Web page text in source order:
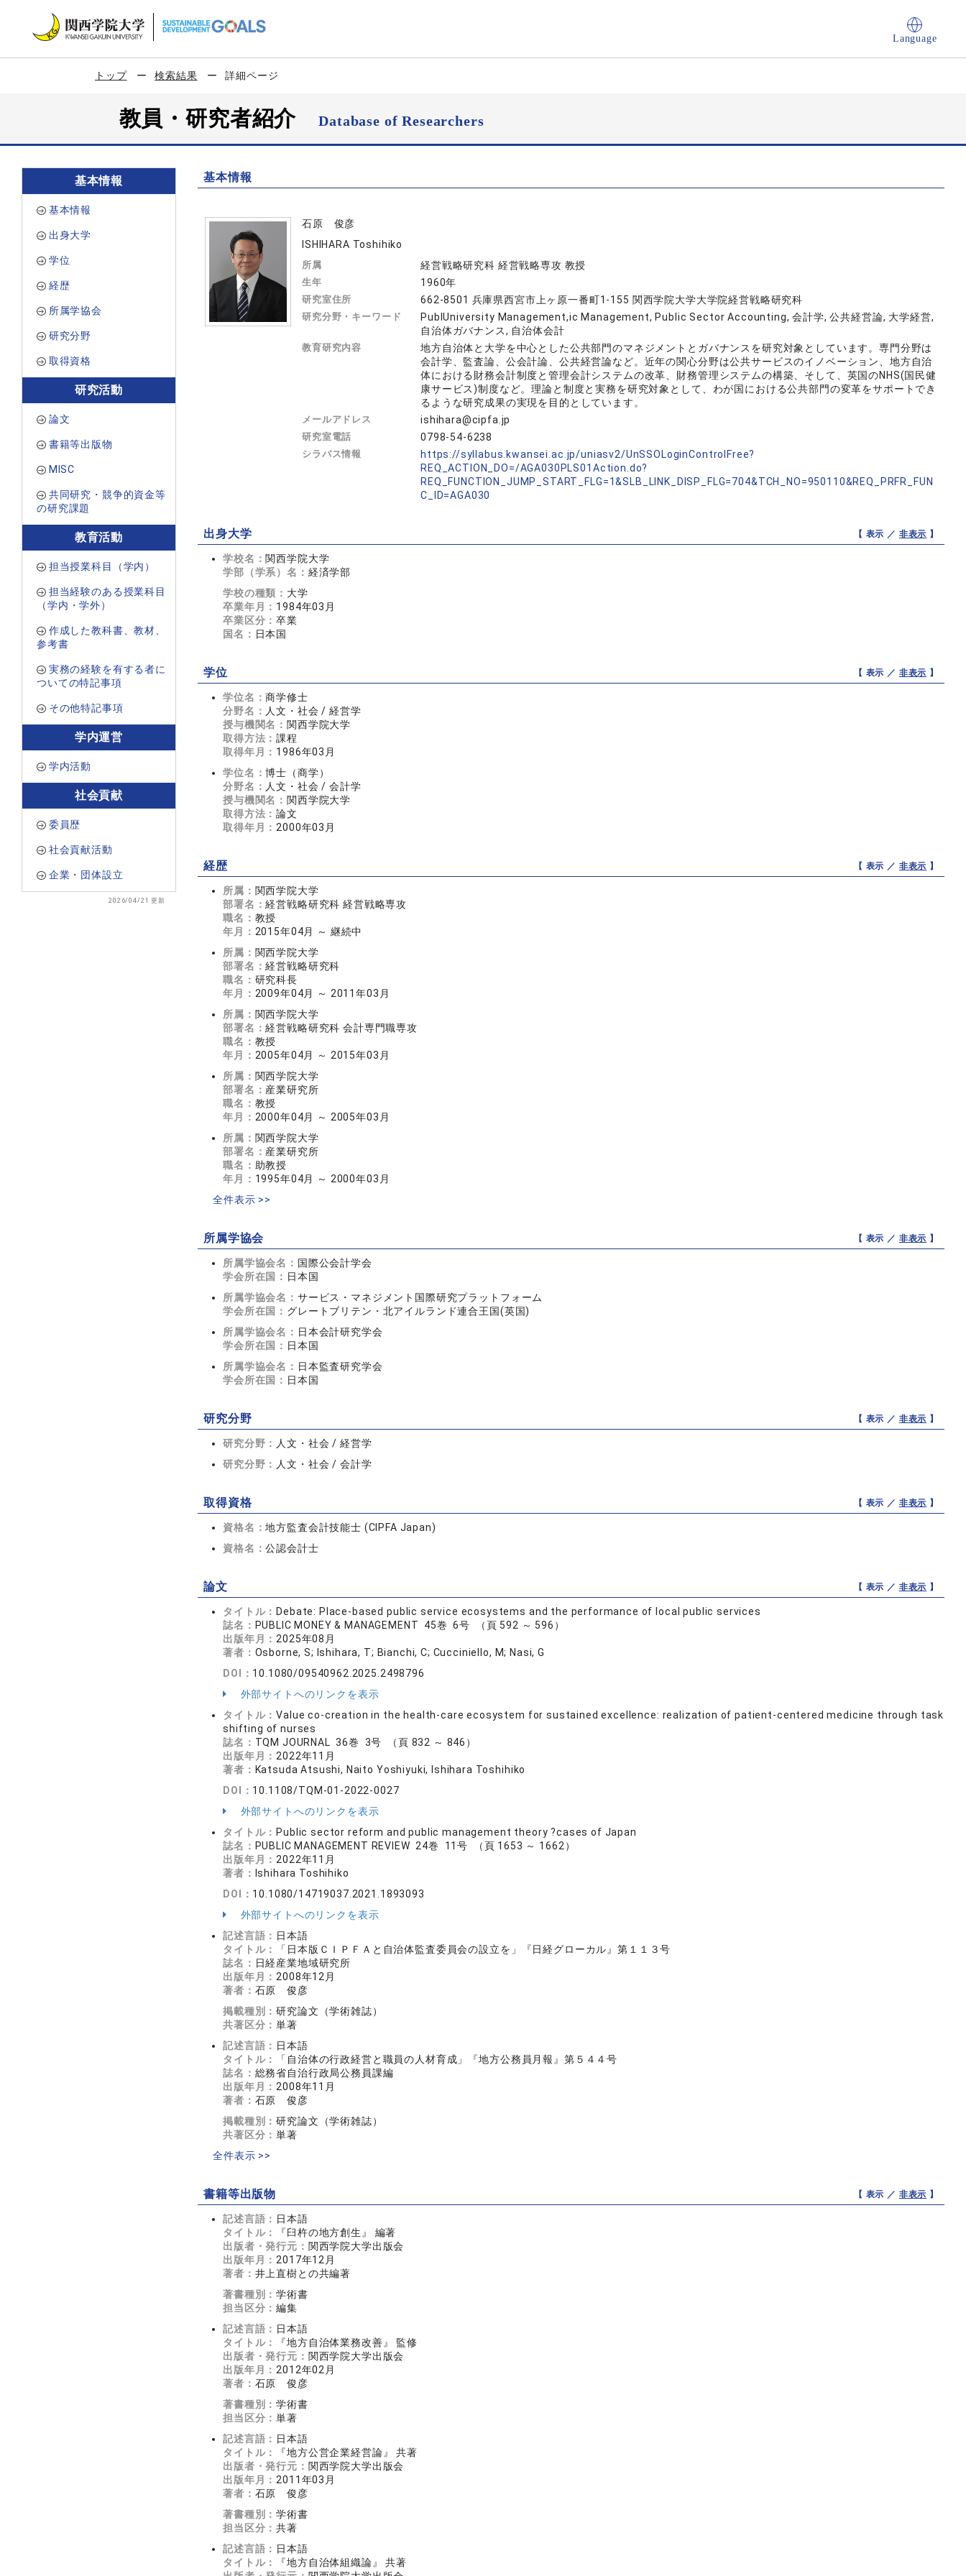
Language
トップ 検索結果 詳細ページ
教員・研究者紹介Database of Researchers
基本情報
基本情報
出身大学
学位
経歴
所属学協会
研究分野
取得資格
研究活動
論文
書籍等出版物
MISC
共同研究・競争的資金等
の研究課題
教育活動
担当授業科目（学内）
担当経験のある授業科目
（学内・学外）
作成した教科書、教材、
参考書
実務の経験を有する者に
ついての特記事項
その他特記事項
学内運営
学内活動
社会貢献
委員歴
社会貢献活動
企業・団体設立
2026/04/21 更新
基本情報
石原 俊彦
ISHIHARA Toshihiko
所属 経営戦略研究科 経営戦略専攻 教授
生年 1960年
研究室住所 662-8501 兵庫県西宮市上ヶ原一番町1-155 関西学院大学大学院経営戦略研究科
研究分野・キーワード
PublUniversity Management,ic Management, Public Sector Accounting, 会計学, 公共経営論, 大学経営,
自治体ガバナンス, 自治体会計
教育研究内容
地方自治体と大学を中心とした公共部門のマネジメントとガバナンスを研究対象としています。専門分野は
会計学、監査論、公会計論、公共経営論など。近年の関心分野は公共サービスのイノベーション、地方自治
体における財務会計制度と管理会計システムの改革、財務管理システムの構築、そして、英国のNHS(国民健
康サービス)制度など。理論と制度と実務を研究対象として、わが国における公共部門の変革をサポートでき
るような研究成果の実現を目的としています。
メールアドレス ishihara@cipfa.jp
研究室電話 0798-54-6238
シラバス情報
https://syllabus.kwansei.ac.jp/uniasv2/UnSSOLoginControlFree?
REQ_ACTION_DO=/AGA030PLS01Action.do?
REQ_FUNCTION_JUMP_START_FLG=1&SLB_LINK_DISP_FLG=704&TCH_NO=950110&REQ_PRFR_FUN
C_ID=AGA030
出身大学 【 表示 ／ 非表示 】
学校名： 関西学院大学
学部（学系）名： 経済学部
学校の種類： 大学
卒業年月： 1984年03月
卒業区分：卒業
国名： 日本国
学位 【 表示 ／ 非表示 】
学位名：商学修士
分野名： 人文・社会 / 経営学
授与機関名： 関西学院大学
取得方法：課程
取得年月： 1986年03月
学位名：博士（商学）
分野名： 人文・社会 / 会計学
授与機関名： 関西学院大学
取得方法：論文
取得年月： 2000年03月
経歴 【 表示 ／ 非表示 】
所属： 関西学院大学
部署名：経営戦略研究科 経営戦略専攻
職名： 教授
年月： 2015年04月 ～ 継続中
所属： 関西学院大学
部署名：経営戦略研究科
職名： 研究科長
年月： 2009年04月 ～ 2011年03月
所属： 関西学院大学
部署名：経営戦略研究科 会計専門職専攻
職名： 教授
年月： 2005年04月 ～ 2015年03月
所属： 関西学院大学
部署名： 産業研究所
職名： 教授
年月： 2000年04月 ～ 2005年03月
所属： 関西学院大学
部署名： 産業研究所
職名： 助教授
年月： 1995年04月 ～ 2000年03月
全件表示 >>
所属学協会 【 表示 ／ 非表示 】
所属学協会名： 国際公会計学会
学会所在国： 日本国
所属学協会名： サービス・マネジメント国際研究プラットフォーム
学会所在国： グレートブリテン・北アイルランド連合王国(英国)
所属学協会名： 日本会計研究学会
学会所在国： 日本国
所属学協会名： 日本監査研究学会
学会所在国： 日本国
研究分野 【 表示 ／ 非表示 】
研究分野： 人文・社会 / 経営学
研究分野： 人文・社会 / 会計学
取得資格 【 表示 ／ 非表示 】
資格名：地方監査会計技能士 (CIPFA Japan)
資格名：公認会計士
論文 【 表示 ／ 非表示 】
タイトル： Debate: Place-based public service ecosystems and the performance of local public services
誌名： PUBLIC MONEY & MANAGEMENT 45巻 6号 （頁 592 ～ 596）
出版年月： 2025年08月
著者： Osborne, S; Ishihara, T; Bianchi, C; Cucciniello, M; Nasi, G
DOI： 10.1080/09540962.2025.2498796
外部サイトへのリンクを表示
タイトル：Value co-creation in the health-care ecosystem for sustained excellence: realization of patient-centered medicine through task
shifting of nurses
誌名： TQM JOURNAL 36巻 3号 （頁 832 ～ 846）
出版年月： 2022年11月
著者： Katsuda Atsushi, Naito Yoshiyuki, Ishihara Toshihiko
DOI： 10.1108/TQM-01-2022-0027
外部サイトへのリンクを表示
タイトル： Public sector reform and public management theory ?cases of Japan
誌名： PUBLIC MANAGEMENT REVIEW 24巻 11号 （頁 1653 ～ 1662）
出版年月： 2022年11月
著者： Ishihara Toshihiko
DOI： 10.1080/14719037.2021.1893093
外部サイトへのリンクを表示
記述言語： 日本語
タイトル：
「日本版ＣＩＰＦＡと自治体監査委員会の設立を」『日経グローカル』第１１３号
誌名： 日経産業地域研究所
出版年月： 2008年12月
著者： 石原 俊彦
掲載種別：研究論文（学術雑誌）
共著区分：単著
記述言語： 日本語
タイトル：
「自治体の行政経営と職員の人材育成」『地方公務員月報』第５４４号
誌名： 総務省自治行政局公務員課編
出版年月： 2008年11月
著者： 石原 俊彦
掲載種別：研究論文（学術雑誌）
共著区分：単著
全件表示 >>
書籍等出版物 【 表示 ／ 非表示 】
記述言語： 日本語
タイトル：
『臼杵の地方創生』 編著
出版者・発行元： 関西学院大学出版会
出版年月： 2017年12月
著者： 井上直樹との共編著
著書種別：学術書
担当区分：編集
記述言語： 日本語
タイトル：
『地方自治体業務改善』 監修
出版者・発行元： 関西学院大学出版会
出版年月： 2012年02月
著者： 石原 俊彦
著書種別：学術書
担当区分：単著
記述言語： 日本語
タイトル：
『地方公営企業経営論』 共著
出版者・発行元： 関西学院大学出版会
出版年月： 2011年03月
著者： 石原 俊彦
著書種別：学術書
担当区分：共著
記述言語： 日本語
タイトル：
『地方自治体組織論』 共著